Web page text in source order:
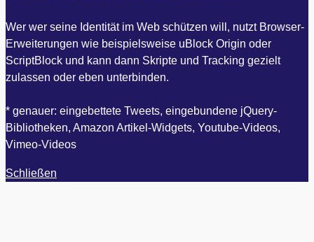
Wer wer seine Identität im Web schützen will, nutzt Browser-
Erweiterungen wie beispielsweise uBlock Origin oder
ScriptBlock und kann dann Skripte und Tracking gezielt
zulassen oder eben unterbinden.
* genauer: eingebettete Tweets, eingebundene jQuery-
Bibliotheken, Amazon Artikel-Widgets, Youtube-Videos,
Vimeo-Videos
Schließen